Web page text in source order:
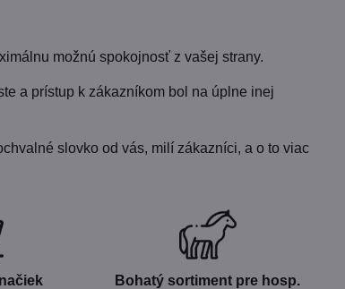
možnú spokojnosť z vašej strany.
a prístup k zákazníkom bol na úplne inej
slovko od vás, milí zákazníci, a o to viac
Bohatý sortiment pre hosp​.